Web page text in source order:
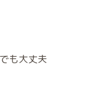
も大丈夫